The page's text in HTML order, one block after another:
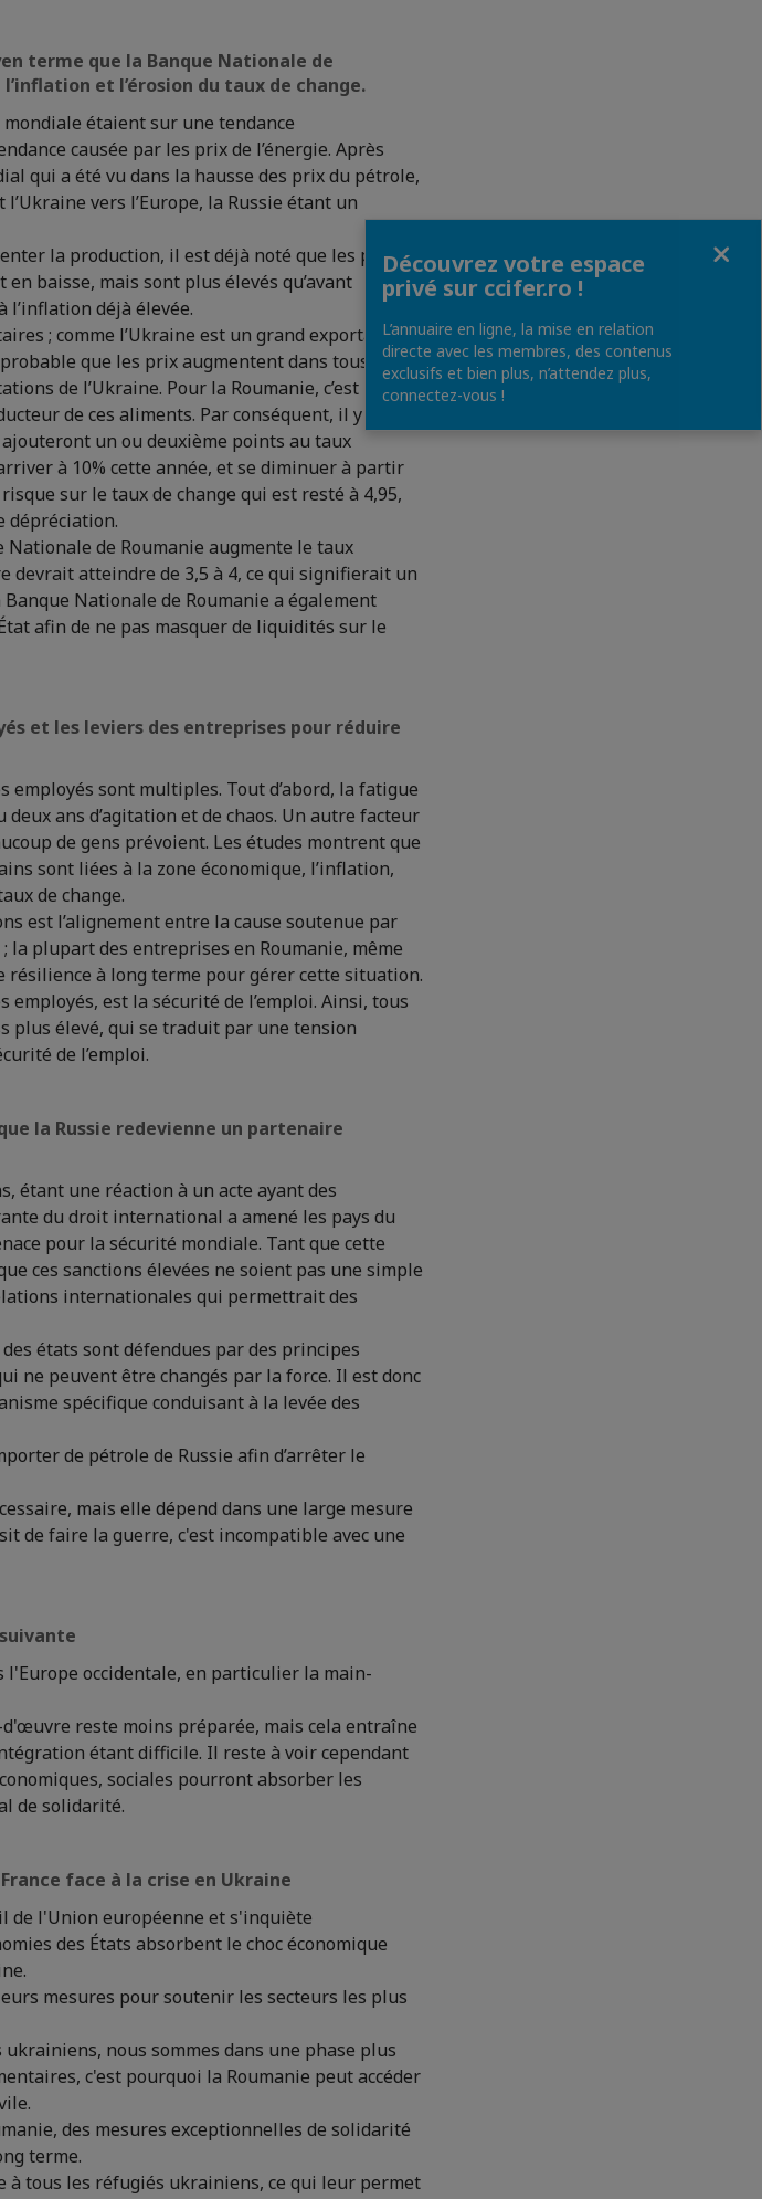
terme que la Banque Nationale de
et l’érosion du taux de change.
mondiale étaient sur une tendance
causée par les prix de l’énergie. Après
qui a été vu dans la hausse des prix du pétrole,
vers l’Europe, la Russie étant un
la production, il est déjà noté que les prix
baisse, mais sont plus élevés qu’avant
l’inflation déjà élevée.
; comme l’Ukraine est un grand exportateur
que les prix augmentent dans tous les
de l’Ukraine. Pour la Roumanie, c’est un
de ces aliments. Par conséquent, il y a deux
un ou deuxième points au taux
à 10% cette année, et se diminuer à partir
sur le taux de change qui est resté à 4,95,
dépréciation.
de Roumanie augmente le taux
devrait atteindre de 3,5 à 4, ce qui signifierait un
Nationale de Roumanie a également
afin de ne pas masquer de liquidités sur le
et les leviers des entreprises pour réduire
sont multiples. Tout d’abord, la fatigue
deux ans d’agitation et de chaos. Un autre facteur
de gens prévoient. Les études montrent que
sont liées à la zone économique, l’inflation,
de change.
est l’alignement entre la cause soutenue par
la plupart des entreprises en Roumanie, même
résilience à long terme pour gérer cette situation.
est la sécurité de l’emploi. Ainsi, tous
plus élevé, qui se traduit par une tension
de l’emploi.
la Russie redevienne un partenaire
étant une réaction à un acte ayant des
du droit international a amené les pays du
pour la sécurité mondiale. Tant que cette
ces sanctions élevées ne soient pas une simple
internationales qui permettrait des
états sont défendues par des principes
ne peuvent être changés par la force. Il est donc
spécifique conduisant à la levée des
de pétrole de Russie afin d’arrêter le
mais elle dépend dans une large mesure
de faire la guerre, c'est incompatible avec une
occidentale, en particulier la main-
reste moins préparée, mais cela entraîne
étant difficile. Il reste à voir cependant
sociales pourront absorber les
de solidarité.
face à la crise en Ukraine
de l'Union européenne et s'inquiète
des États absorbent le choc économique
mesures pour soutenir les secteurs les plus
nous sommes dans une phase plus
c'est pourquoi la Roumanie peut accéder
des mesures exceptionnelles de solidarité
terme.
à tous les réfugiés ukrainiens, ce qui leur permet
Découvrez votre espace
privé sur ccifer.ro !
L’annuaire en ligne, la mise en relation
directe avec les membres, des contenus
exclusifs et bien plus, n’attendez plus,
connectez-vous !